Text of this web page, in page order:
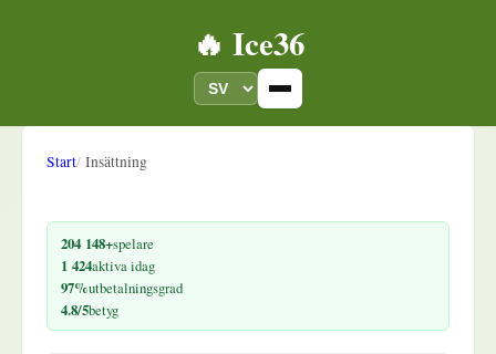
🔥 Ice36
Start Insättning
204 148+spelare
1 424aktiva idag
97%utbetalningsgrad
4.8/5betyg